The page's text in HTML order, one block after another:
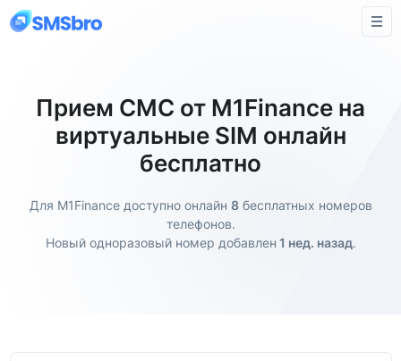
Прием СМС от M1Finance на
виртуальные SIM онлайн
бесплатно
Для M1Finance доступно онлайн 8бесплатных номеров
телефонов.
Новый одноразовый номер добавлен 1 нед. назад.